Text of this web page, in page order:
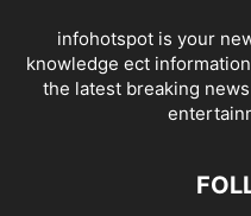
infohotspot is your
knowledge ect
the latest breaking